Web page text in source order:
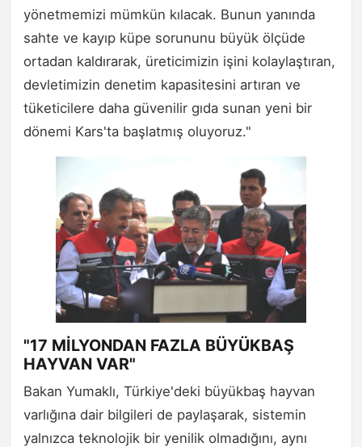
yönetmemizi mümkün kılacak. Bunun yanında
sahte ve kayıp küpe sorununu büyük ölçüde
ortadan kaldırarak, üreticimizin işini kolaylaştıran,
devletimizin denetim kapasitesini artıran ve
tüketicilere daha güvenilir gıda sunan yeni bir
dönemi Kars'ta başlatmış oluyoruz."
"17 MİLYONDAN FAZLA BÜYÜKBAŞ
HAYVAN VAR"
Bakan Yumaklı, Türkiye'deki büyükbaş hayvan
varlığına dair bilgileri de paylaşarak, sistemin
yalnızca teknolojik bir yenilik olmadığını, aynı